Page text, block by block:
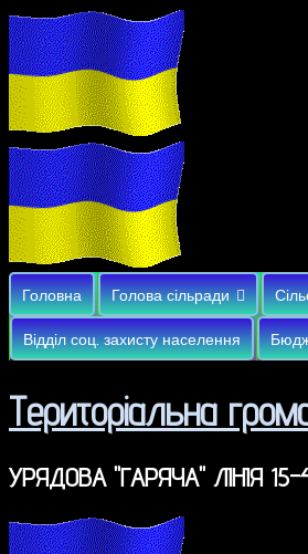
Головна Голова сільради
Відділ соц. захисту населення
Територіальна
УРЯДОВА "ГАРЯЧА" ЛІНІЯ 15-